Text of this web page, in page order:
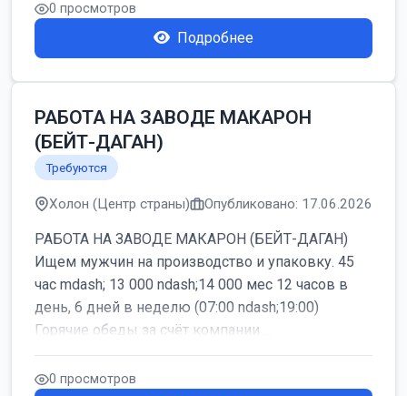
0 просмотров
Подробнее
РАБОТА НА ЗАВОДЕ МАКАРОН
(БЕЙТ-ДАГАН)
Требуются
Холон (Центр страны) Опубликовано: 17.06.2026
РАБОТА НА ЗАВОДЕ МАКАРОН (БЕЙТ-ДАГАН)
Ищем мужчин на производство и упаковку. 45
час mdash; 13 000 ndash;14 000 мес 12 часов в
день, 6 дней в неделю (07:00 ndash;19:00)
Горячие обеды за счёт компании ...
0 просмотров